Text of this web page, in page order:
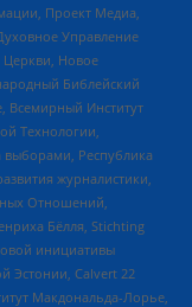
Проект Медиа,
Управление
Церкви, Новое
Библейский
Всемирный Институт
Технологии,
выборами, Республика
журналистики,
Отношений,
Бёлля, Stichting
инициативы
Эстонии, Calvert 22
Макдональда-Лорье,